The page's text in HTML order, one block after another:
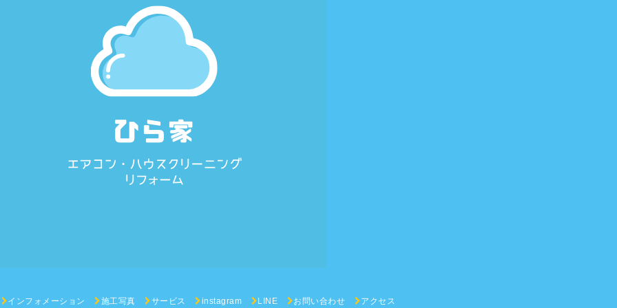
インフォメーション 施工写真 サービス instagram LINE お問い合わせ アクセス